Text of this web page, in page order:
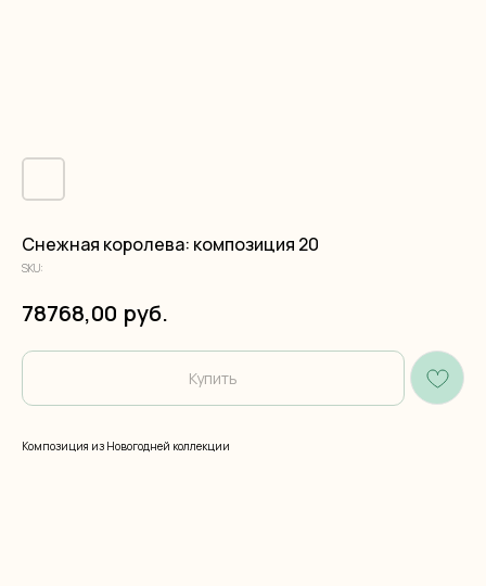
Снежная королева: композиция 20
SKU:
78768,00 руб.
Купить
Композиция из Новогодней коллекции